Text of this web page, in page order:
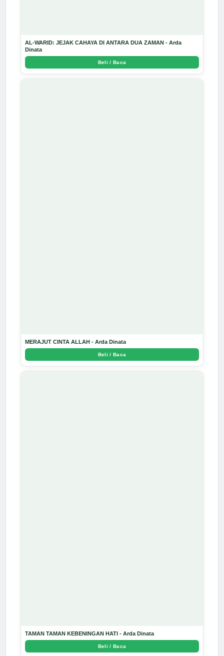
AL-WARID: JEJAK CAHAYA DI ANTARA DUA ZAMAN - Arda
Dinata
Beli / Baca
MERAJUT CINTA ALLAH - Arda Dinata
Beli / Baca
TAMAN TAMAN KEBENINGAN HATI - Arda Dinata
Beli / Baca